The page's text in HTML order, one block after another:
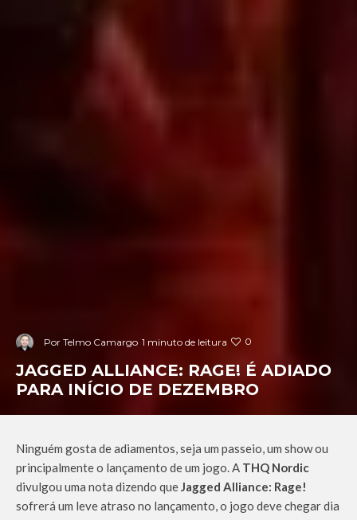
Por Telmo Camargo 1 minuto de leitura 0
JAGGED ALLIANCE: RAGE! É ADIADO
PARA INÍCIO DE DEZEMBRO
Ninguém gosta de adiamentos, seja um passeio, um show ou
principalmente o lançamento de um jogo. A THQ Nordic
divulgou uma nota dizendo queJagged Alliance: Rage!
sofrerá um leve atraso no lançamento, o jogo deve chegar dia